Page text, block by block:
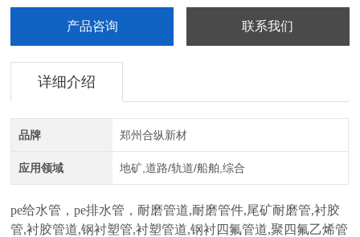
产品咨询 联系我们
详细介绍
品牌 郑州合纵新材
应用领域 地矿,道路/轨道/船舶,综合
pe给水管，pe排水管，耐磨管道,耐磨管件,尾矿耐磨管,衬胶
管,衬胶管道,钢衬塑管,衬塑管道,钢衬四氟管道,聚四氟乙烯管